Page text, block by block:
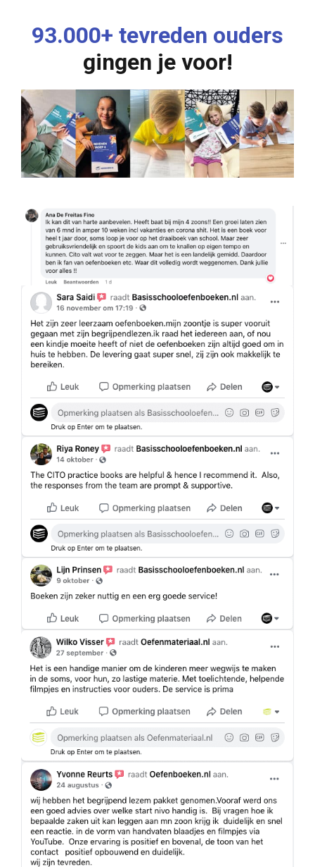
93.000+ tevreden ouders
gingen je voor!